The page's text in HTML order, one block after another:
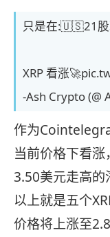
只是在:🇺🇸21股
XRP 看涨
-Ash Crypto (@
作为
当前价格下看
3.50美元走高的
以上就是五个‌‌
价格将上涨至